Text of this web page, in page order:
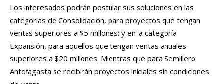
Los interesados podrán postular sus soluciones en las
categorías de Consolidación, para proyectos que tengan
ventas superiores a $5 millones; y en la categoría
Expansión, para aquellos que tengan ventas anuales
superiores a $20 millones. Mientras que para Semillero
Antofagasta se recibirán proyectos iniciales sin condiciones